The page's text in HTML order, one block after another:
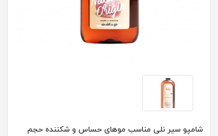
شامپو سیر نلی مناسب موهای حساس و شکننده حجم